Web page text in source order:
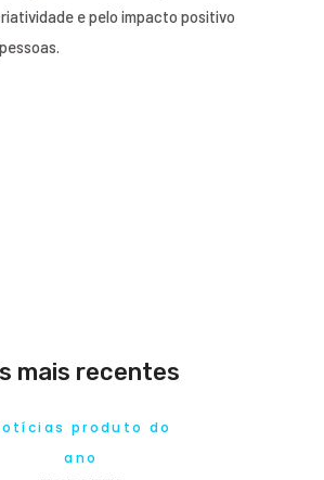
e pelo impacto positivo
mais recentes
produto do
ano